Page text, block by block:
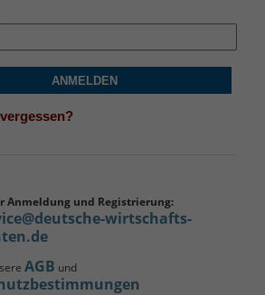
ANMELDEN
Anmeldung und Registrierung:
wirtschafts-
AGB und